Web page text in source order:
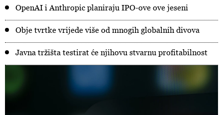
OpenAI i Anthropic planiraju IPO-ove ove jeseni
Obje tvrtke vrijede više od mnogih globalnih divova
Javna tržišta testirat će njihovu stvarnu profitabilnost